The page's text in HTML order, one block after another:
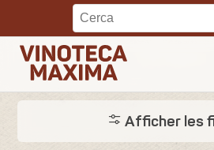
Afficher les